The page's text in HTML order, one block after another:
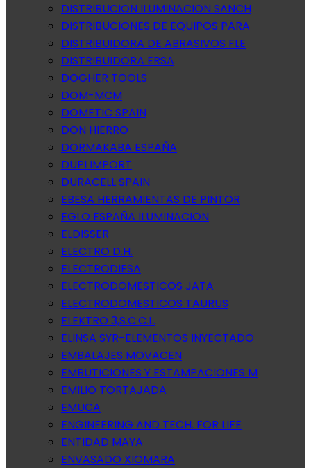
DISTRIBUCION ILUMINACION SANCH
DISTRIBUCIONES DE EQUIPOS PARA
DISTRIBUIDORA DE ABRASIVOS FLE
DISTRIBUIDORA ERSA
DOGHER TOOLS
DOM-MCM
DOMETIC SPAIN
DON HIERRO
DORMAKABA ESPAÑA
DUPI IMPORT
DURACELL SPAIN
EBESA HERRAMIENTAS DE PINTOR
EGLO ESPAÑA ILUMINACION
ELDISSER
ELECTRO D.H.
ELECTRODIESA
ELECTRODOMESTICOS JATA
ELECTRODOMESTICOS TAURUS
ELEKTRO 3,S.C.C.L.
ELINSA SYR-ELEMENTOS INYECTADO
EMBALAJES MOVACEN
EMBUTICIONES Y ESTAMPACIONES M
EMILIO TORTAJADA
EMUCA
ENGINEERING AND TECH. FOR LIFE
ENTIDAD MAYA
ENVASADO XIOMARA